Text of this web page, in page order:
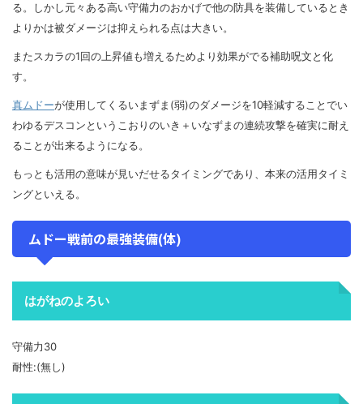
る。しかし元々ある高い守備力のおかげで他の防具を装備しているとき
よりかは被ダメージは抑えられる点は大きい。
またスカラの1回の上昇値も増えるためより効果がでる補助呪文と化
す。
真ムドーが使用してくるいまずま(弱)のダメージを10軽減することでい
わゆるデスコンというこおりのいき＋いなずまの連続攻撃を確実に耐え
ることが出来るようになる。
もっとも活用の意味が見いだせるタイミングであり、本来の活用タイミ
ングといえる。
ムドー戦前の最強装備(体)
はがねのよろい
守備力30
耐性:(無し)